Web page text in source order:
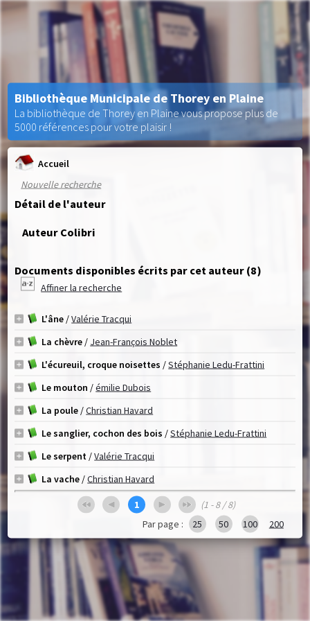
Accueil
Nouvelle recherche
Détail de l'auteur
Auteur Colibri
Documents disponibles écrits par cet auteur (8)
Affiner la recherche
L'âne /Valérie Tracqui
La chèvre / Jean-François Noblet
L'écureuil, croque noisettes /Stéphanie Ledu-Frattini
Le mouton /émilie Dubois
La poule /Christian Havard
Le sanglier, cochon des bois /Stéphanie Ledu-Frattini
Le serpent /Valérie Tracqui
La vache /Christian Havard
1
(1 - 8 / 8)
Par page :
25 50 100 200
Bibliothèque Municipale de Thorey en Plaine
La bibliothèque de Thorey en Plaine vous propose plus de
5000 références pour votre plaisir !